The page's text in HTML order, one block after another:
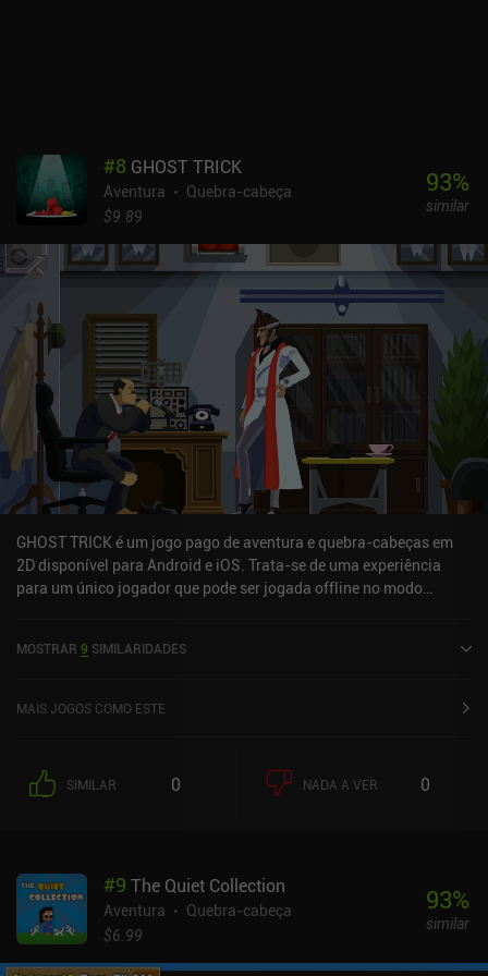
#8 GHOST TRICK
Aventura
Quebra-cabeça
$9.89
93%
similar
GHOST TRICK é um jogo pago de aventura e quebra-cabeças em
2D disponível para Android e iOS. Trata-se de uma experiência
para um único jogador que pode ser jogada offline no modo
2024 e tem uma avaliação atual de 4,3 de 5,0 no Google Play e 3,4
MOSTRAR 9 SIMILARIDADES
MAIS JOGOS COMO ESTE
SIMILAR 0 NADA A VER 0
#9 The Quiet Collection
Aventura
Quebra-cabeça
$6.99
93%
similar